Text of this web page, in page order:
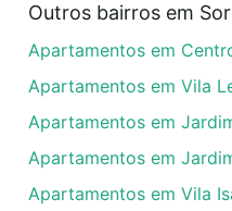
ao seu orçamento. Se
com a gente para
Outros bairros em
Apartamentos em
Apartamentos em Vila
Apartamentos em
Apartamentos em
Apartamentos em Vila